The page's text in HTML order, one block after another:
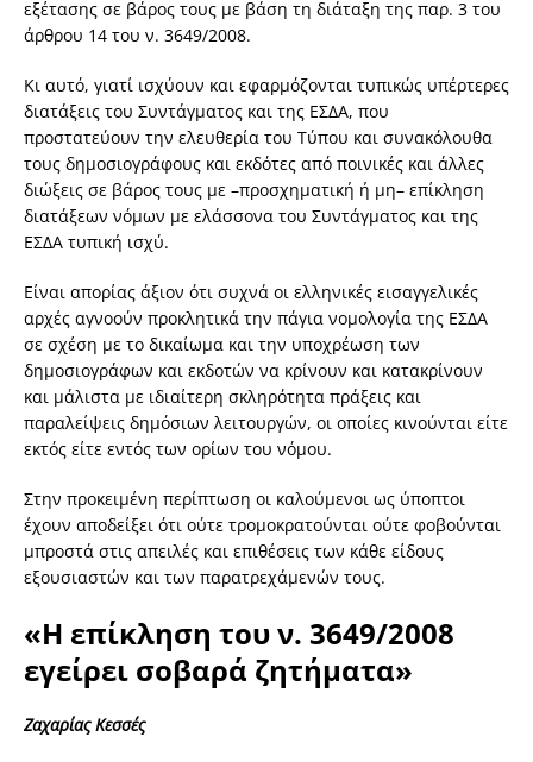
εξέτασης σε βάρος τους με βάση τη διάταξη της παρ. 3 του
άρθρου 14 του ν. 3649/2008.
Κι αυτό, γιατί ισχύουν και εφαρμόζονται τυπικώς υπέρτερες
διατάξεις του Συντάγματος και της ΕΣΔΑ, που
προστατεύουν την ελευθερία του Τύπου και συνακόλουθα
τους δημοσιογράφους και εκδότες από ποινικές και άλλες
διώξεις σε βάρος τους με –προσχηματική ή μη– επίκληση
διατάξεων νόμων με ελάσσονα του Συντάγματος και της
ΕΣΔΑ τυπική ισχύ.
Είναι απορίας άξιον ότι συχνά οι ελληνικές εισαγγελικές
αρχές αγνοούν προκλητικά την πάγια νομολογία της ΕΣΔΑ
σε σχέση με το δικαίωμα και την υποχρέωση των
δημοσιογράφων και εκδοτών να κρίνουν και κατακρίνουν
και μάλιστα με ιδιαίτερη σκληρότητα πράξεις και
παραλείψεις δημόσιων λειτουργών, οι οποίες κινούνται είτε
εκτός είτε εντός των ορίων του νόμου.
Στην προκειμένη περίπτωση οι καλούμενοι ως ύποπτοι
έχουν αποδείξει ότι ούτε τρομοκρατούνται ούτε φοβούνται
μπροστά στις απειλές και επιθέσεις των κάθε είδους
εξουσιαστών και των παρατρεχάμενών τους.
«Η επίκληση του ν. 3649/2008
εγείρει σοβαρά ζητήματα»
Ζαχαρίας Κεσσές